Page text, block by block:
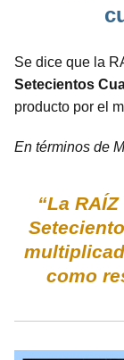
Se dice que la
Setecientos
producto por el
En términos de
“La
como